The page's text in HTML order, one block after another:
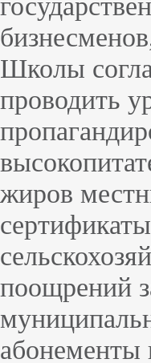
Школы
проводить
жиров
поощрений